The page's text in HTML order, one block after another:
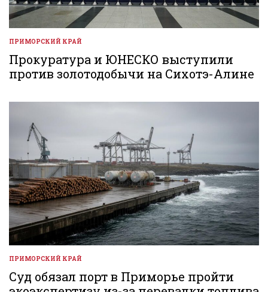
ОПУБЛИКОВАНО
В
ПРИМОРСКИЙ КРАЙ
Прокуратура и ЮНЕСКО выступили
против золотодобычи на Сихотэ-Алине
ОПУБЛИКОВАНО
В
ПРИМОРСКИЙ КРАЙ
Суд обязал порт в Приморье пройти